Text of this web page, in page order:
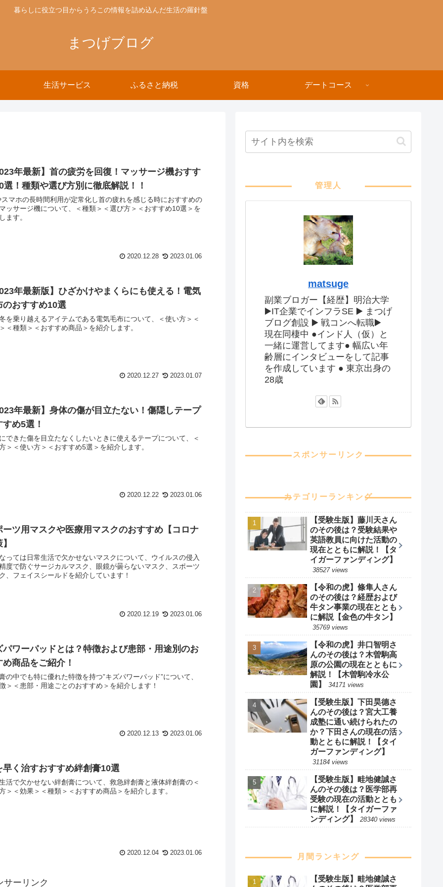
暮らしに役立つ目からうろこの情報を詰め込んだ生活の羅針盤
まつげブログ
生活サービス ふるさと納税 資格 デートコース
年最新】首の疲労を回復！マッサージ機おすす
スマホの長時間利用が定常化し首の疲れを感じる時におすすめの
ッサージ機について、＜種類＞＜選び方＞＜おすすめ10選＞を
を乗り越えるアイテムである電気毛布について、＜使い方＞＜
＜種類＞＜おすすめ商品＞を紹介します。
できた傷を目立たなくしたいときに使えるテープについて、＜
＞＜使い方＞＜おすすめ5選＞を紹介します。
ーツ用マスクや医療用マスクのおすすめ【コロナ
っては日常生活で欠かせないマスクについて、ウイルスの侵入
度で防ぐサージカルマスク、眼鏡が曇らないマスク、スポーツ
の中でも特に優れた特徴を持つ”キズパワーパッド”について、
＞＜患部・用途ごとのおすすめ＞を紹介します！
2020.12.13 2023.01.06
管理人
matsuge
副業ブロガー【経歴】明治大学
▶️IT企業でインフラSE ▶️ まつげ
ブログ創設 ▶️ 戦コンへ転職▶️
現在同棲中 ●インド人（仮）と
一緒に運営してます● 幅広い年
齢層にインタビューをして記事
を作成しています ● 東京出身の
28歳
スポンサーリンク
【受験生版】藤川天さん
のその後は？受験結果や
英語教員に向けた活動の
現在とともに解説！【タ
イガーファンディング】
38527 views
【令和の虎】條隼人さん
のその後は？経歴および
牛タン事業の現在ととも
に解説【金色の牛タン】
35769 views
【令和の虎】井口智明さ
んのその後は？木曽駒高
原の公園の現在とともに
解説！【木曽駒冷水公
園】
34171 views
んのその後は？宮大工養
成塾に通い続けられたの
動とともに解説！【タイ